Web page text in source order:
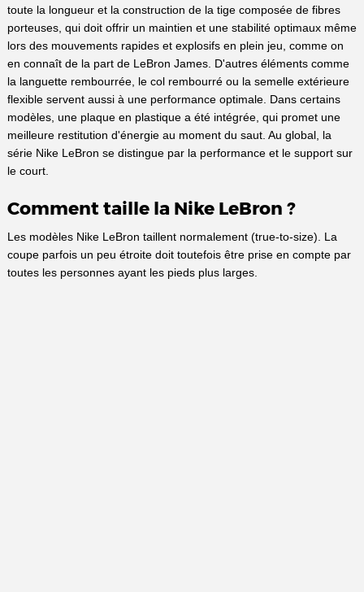
toute la longueur et la construction de la tige composée de fibres
porteuses, qui doit offrir un maintien et une stabilité optimaux même
lors des mouvements rapides et explosifs en plein jeu, comme on
en connaît de la part de LeBron James. D'autres éléments comme
la languette rembourrée, le col rembourré ou la semelle extérieure
flexible servent aussi à une performance optimale. Dans certains
modèles, une plaque en plastique a été intégrée, qui promet une
meilleure restitution d'énergie au moment du saut. Au global, la
série Nike LeBron se distingue par la performance et le support sur
le court.
Comment taille la Nike LeBron ?
Les modèles Nike LeBron taillent normalement (true-to-size). La
coupe parfois un peu étroite doit toutefois être prise en compte par
toutes les personnes ayant les pieds plus larges.